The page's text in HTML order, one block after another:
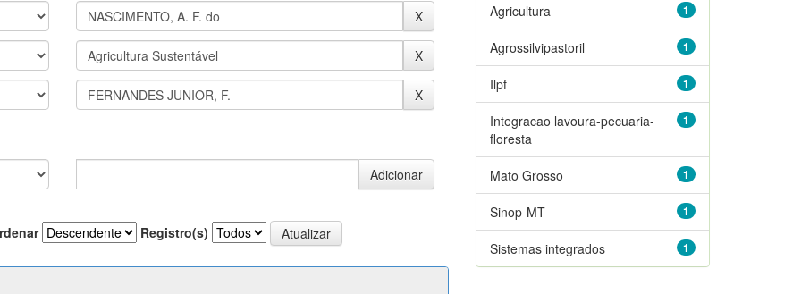
Registro(s)
1
Agricultura
1
Agrossilvipastoril
1
Ilpf
1
Integracao lavoura-pecuaria-
floresta
1
Mato Grosso
1
Sinop-MT
1
Sistemas integrados